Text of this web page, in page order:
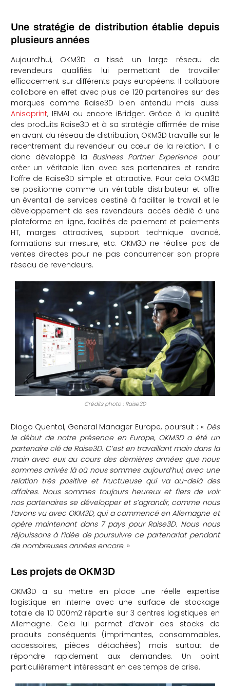
Une stratégie de distribution établie depuis
plusieurs années
Aujourd’hui, OKM3D a tissé un large réseau de
revendeurs qualifiés lui permettant de travailler
efficacement sur différents pays européens. Il collabore
collabore en effet avec plus de 120 partenaires sur des
marques comme Raise3D bien entendu mais aussi
Anisoprint, IEMAI ou encore iBridger. Grâce à la qualité
des produits Raise3D et à sa stratégie affirmée de mise
en avant du réseau de distribution, OKM3D travaille sur le
recentrement du revendeur au cœur de la relation. Il a
donc développé la Business Partner Experience pour
créer un véritable lien avec ses partenaires et rendre
l’offre de Raise3D simple et attractive. Pour cela OKM3D
se positionne comme un véritable distributeur et offre
un éventail de services destiné à faciliter le travail et le
développement de ses revendeurs: accès dédié à une
plateforme en ligne, facilités de paiement et paiements
HT, marges attractives, support technique avancé,
formations sur-mesure, etc. OKM3D ne réalise pas de
ventes directes pour ne pas concurrencer son propre
réseau de revendeurs.
Crédits photo : Raise3D
Diogo Quental, General Manager Europe, poursuit : « Dès
le début de notre présence en Europe, OKM3D a été un
partenaire clé de Raise3D. C’est en travaillant main dans la
main avec eux au cours des dernières années que nous
sommes arrivés là où nous sommes aujourd’hui, avec une
relation très positive et fructueuse qui va au-delà des
affaires. Nous sommes toujours heureux et fiers de voir
nos partenaires se développer et s’agrandir, comme nous
l’avons vu avec OKM3D, qui a commencé en Allemagne et
opère maintenant dans 7 pays pour Raise3D. Nous nous
réjouissons à l’idée de poursuivre ce partenariat pendant
de nombreuses années encore. »
Les projets de OKM3D
OKM3D a su mettre en place une réelle expertise
logistique en interne avec une surface de stockage
totale de 10 000m2 répartie sur 3 centres logistiques en
Allemagne. Cela lui permet d’avoir des stocks de
produits conséquents (imprimantes, consommables,
accessoires, pièces détachées) mais surtout de
répondre rapidement aux demandes. Un point
particulièrement intéressant en ces temps de crise.